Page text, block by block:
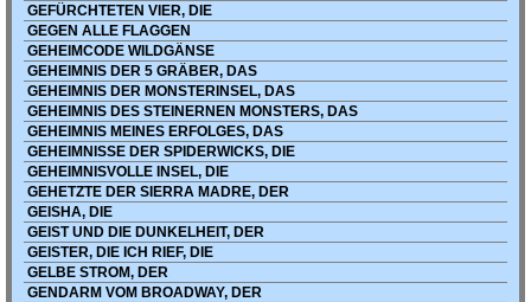
GEFÜRCHTETEN VIER, DIE
GEGEN ALLE FLAGGEN
GEHEIMCODE WILDGÄNSE
GEHEIMNIS DER 5 GRÄBER, DAS
GEHEIMNIS DER MONSTERINSEL, DAS
GEHEIMNIS DES STEINERNEN MONSTERS, DAS
GEHEIMNIS MEINES ERFOLGES, DAS
GEHEIMNISSE DER SPIDERWICKS, DIE
GEHEIMNISVOLLE INSEL, DIE
GEHETZTE DER SIERRA MADRE, DER
GEISHA, DIE
GEIST UND DIE DUNKELHEIT, DER
GEISTER, DIE ICH RIEF, DIE
GELBE STROM, DER
GENDARM VOM BROADWAY, DER